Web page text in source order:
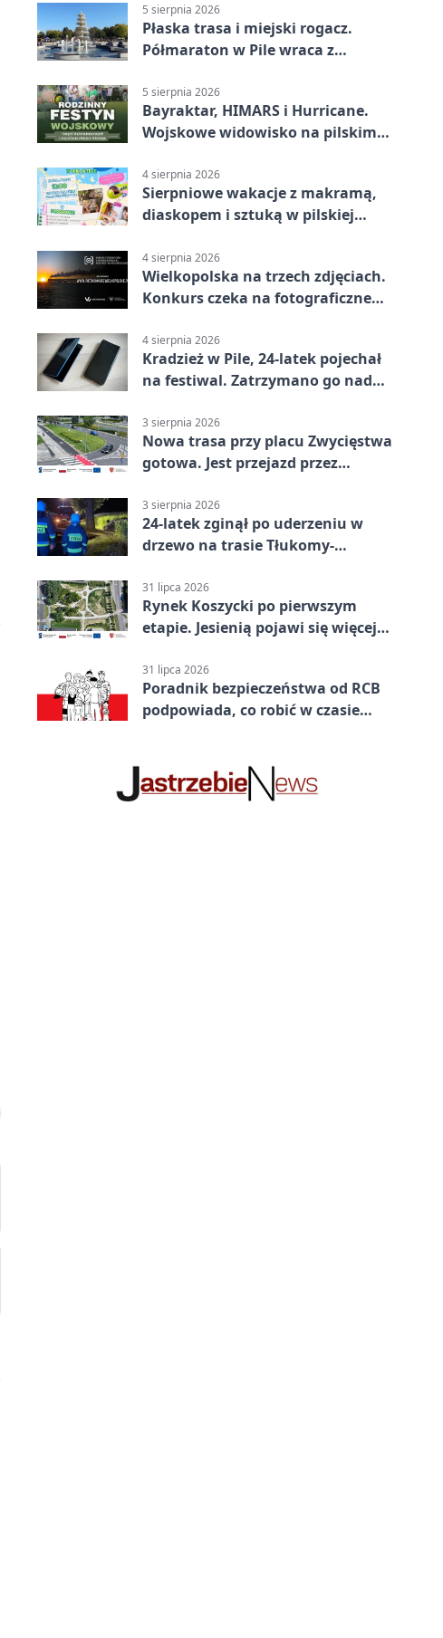
5 sierpnia 2026
Płaska trasa i miejski rogacz.
Półmaraton w Pile wraca z
5 sierpnia 2026
Bayraktar, HIMARS i Hurricane.
Wojskowe widowisko na pilskim
4 sierpnia 2026
Sierpniowe wakacje z makramą,
diaskopem i sztuką w pilskiej
4 sierpnia 2026
Wielkopolska na trzech zdjęciach.
Konkurs czeka na fotograficzne
4 sierpnia 2026
Kradzież w Pile, 24-latek pojechał
na festiwal. Zatrzymano go nad
3 sierpnia 2026
Nowa trasa przy placu Zwycięstwa
gotowa. Jest przejazd przez
3 sierpnia 2026
24-latek zginął po uderzeniu w
drzewo na trasie Tłukomy-
31 lipca 2026
Rynek Koszycki po pierwszym
etapie. Jesienią pojawi się więcej
31 lipca 2026
Poradnik bezpieczeństwa od RCB
podpowiada, co robić w czasie